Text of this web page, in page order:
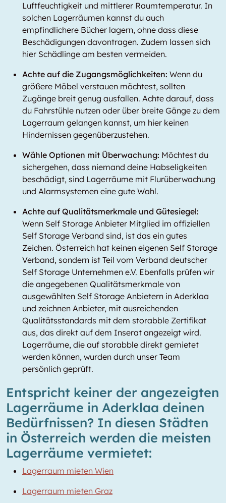
Luftfeuchtigkeit und mittlerer Raumtemperatur. In
solchen Lagerräumen kannst du auch
empfindlichere Bücher lagern, ohne dass diese
Beschädigungen davontragen. Zudem lassen sich
hier Schädlinge am besten vermeiden.
Achte auf die Zugangsmöglichkeiten: Wenn du
größere Möbel verstauen möchtest, sollten
Zugänge breit genug ausfallen. Achte darauf, dass
du Fahrstühle nutzen oder über breite Gänge zu dem
Lagerraum gelangen kannst, um hier keinen
Hindernissen gegenüberzustehen.
Wähle Optionen mit Überwachung: Möchtest du
sichergehen, dass niemand deine Habseligkeiten
beschädigt, sind Lagerräume mit Flurüberwachung
und Alarmsystemen eine gute Wahl.
Achte auf Qualitätsmerkmale und Gütesiegel:
Wenn Self Storage Anbieter Mitglied im offiziellen
Self Storage Verband sind, ist das ein gutes
Zeichen. Österreich hat keinen eigenen Self Storage
Verband, sondern ist Teil vom Verband deutscher
Self Storage Unternehmen e.V. Ebenfalls prüfen wir
die angegebenen Qualitätsmerkmale von
ausgewählten Self Storage Anbietern in Aderklaa
und zeichnen Anbieter, mit ausreichenden
Qualitätsstandards mit dem storabble Zertifikat
aus, das direkt auf dem Inserat angezeigt wird.
Lagerräume, die auf storabble direkt gemietet
werden können, wurden durch unser Team
persönlich geprüft.
Entspricht keiner der angezeigten
Lagerräume in Aderklaa deinen
Bedürfnissen? In diesen Städten
in Österreich werden die meisten
Lagerräume vermietet:
Lagerraum mieten Wien
Lagerraum mieten Graz